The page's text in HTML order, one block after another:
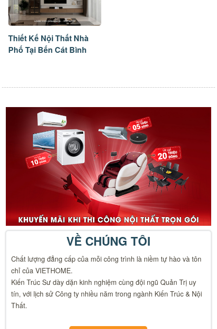
Thiết Kế Nội Thất Nhà
Phố Tại Bến Cát Bình
VỀ CHÚNG TÔI
Chất lượng đẳng cấp của mỗi công trình là niềm tự hào và tôn
chỉ của VIETHOME.
Kiến Trúc Sư dày dặn kinh nghiệm cùng đội ngũ Quản Trị uy
tín, với lịch sử Công ty nhiều năm trong ngành Kiến Trúc & Nội
Thất.